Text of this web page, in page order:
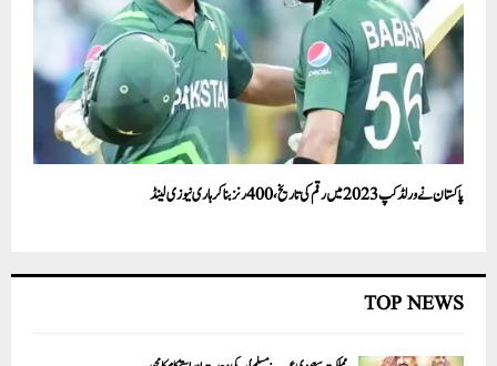
پاکستان نے ورلڈ کپ 2023 میں رقم کی تاریخ،400رنز بناکر ہاری نیوزی لینڈ
TOP NEWS